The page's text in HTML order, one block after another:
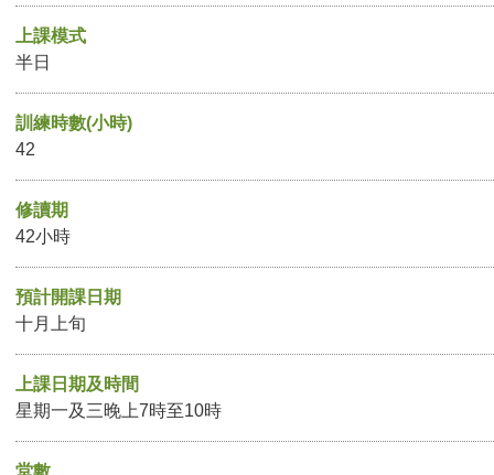
上課模式
半日
訓練時數(小時)
42
修讀期
42小時
預計開課日期
十月上旬
上課日期及時間
星期一及三晚上7時至10時